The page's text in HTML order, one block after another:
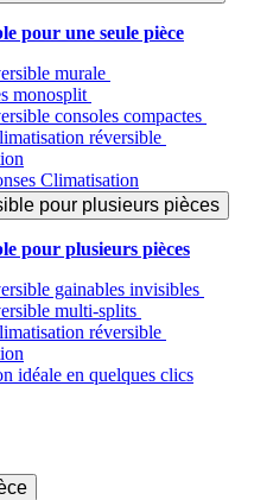
pour une seule pièce
murale
monosplit
consoles compactes
réversible
Climatisation
pour plusieurs pièces
pour plusieurs pièces
gainables invisibles
multi-splits
réversible
idéale en quelques clics